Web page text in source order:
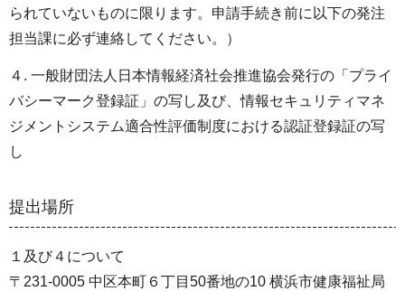
られていないものに限ります。申請⼿続き前に以下の発注
担当課に必ず連絡してください。）
４. 一般財団法人日本情報経済社会推進協会発行の「プライ
バシーマーク登録証」の写し及び、情報セキュリティマネ
ジメントシステム適合性評価制度における認証登録証の写
し
提出場所
１及び４について
〒231-0005 中区本町６丁目50番地の10 横浜市健康福祉局